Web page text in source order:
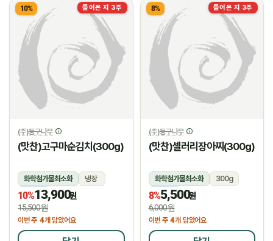
들어온 지 3주
10%
(주)둥구나무
(맛찬)고구마순김치(300g)
화학첨가물최소화
냉장
냉장
10%13,900원
15,500원
이번 주 4개 담았어요
들어온 지 3주
8%
(주)둥구나무
(맛찬)셀러리장아찌(300g)
화학첨가물최소화
300g
냉장
8%5,500원
6,000원
이번 주 4개 담았어요